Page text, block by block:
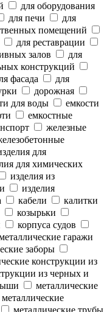
для оборудования
для печи
для
помещений
для реставрации
залов
для
конструкций
фасада
для
дорожная
для воды
емкости
емкостные
железные
для
для химических
изделия из
изделия
кабели
калитки
козырьки
корпуса судов
гаражи
заборы
конструкции из
из черных и
металлические
металлические
металлические трубы